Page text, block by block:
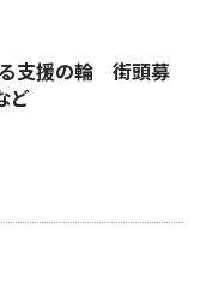
支援の輪 街頭募
ど